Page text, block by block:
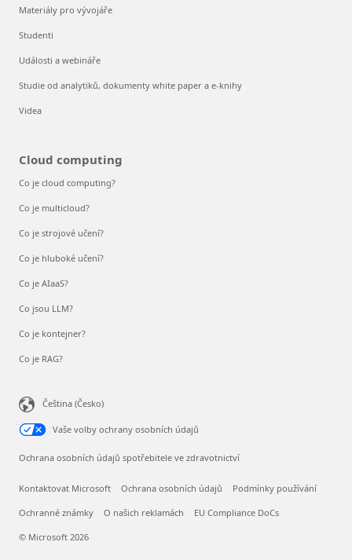
Materiály pro vývojáře
Studenti
Události a webináře
Studie od analytiků, dokumenty white paper a e-knihy
Videa
Cloud computing
Co je cloud computing?
Co je multicloud?
Co je strojové učení?
Co je hluboké učení?
Co je AIaaS?
Co jsou LLM?
Co je kontejner?
Co je RAG?
Čeština (Česko)
Vaše volby ochrany osobních údajů
Ochrana osobních údajů spotřebitele ve zdravotnictví
Kontaktovat Microsoft Ochrana osobních údajů Podmínky používání
Ochranné známky O našich reklamách EU Compliance DoCs
© Microsoft 2026